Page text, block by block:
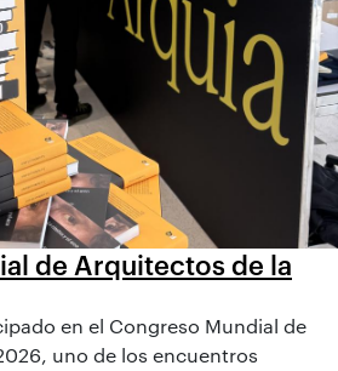
de Arquitectos de la
en el Congreso Mundial de
uno de los encuentros